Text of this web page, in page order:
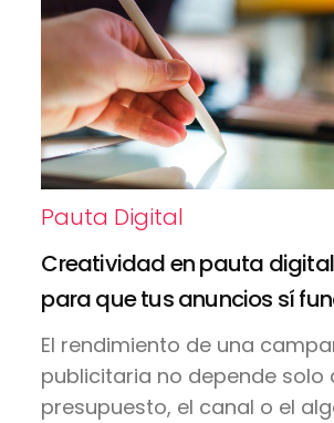
Pauta Digital
Creatividad en pauta
para que tus anuncios sí
El rendimiento de una
publicitaria no depende solo
presupuesto, el canal o el